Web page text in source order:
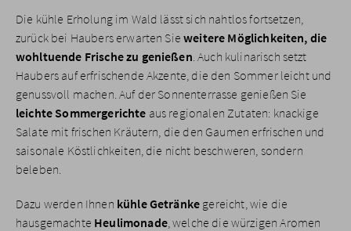
Die kühle Erholung im Wald lässt sich nahtlos fortsetzen,
zurück bei Haubers erwarten Sieweitere Möglichkeiten, die
wohltuende Frische zu genießen. Auch kulinarisch setzt
Haubers auf erfrischende Akzente, die den Sommer leicht und
genussvoll machen. Auf der Sonnenterrasse genießen Sie
leichte Sommergerichte aus regionalen Zutaten: knackige
Salate mit frischen Kräutern, die den Gaumen erfrischen und
saisonale Köstlichkeiten, die nicht beschweren, sondern
beleben.
Dazu werden Ihnen kühle Getränke gereicht, wie die
hausgemachte Heulimonade, welche die würzigen Aromen